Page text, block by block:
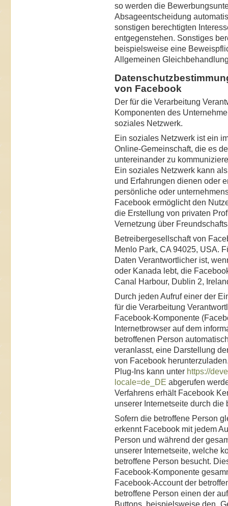
so werden die
Absageentscheidung
sonstigen berechtigten
entgegenstehen. Sonstiges
beispielsweise eine
Allgemeinen
von Facebook
Der für die Verarbeitung
Komponenten des
soziales Netzwerk.
Ein soziales Netzwerk ist ein
Online-Gemeinschaft, die es
untereinander zu
Ein soziales Netzwerk kann
und Erfahrungen dienen oder
persönliche oder
Facebook ermöglicht den
die Erstellung von privaten
Vernetzung über
Betreibergesellschaft von
Menlo Park, CA 94025, USA.
Daten Verantwortlicher ist,
oder Kanada lebt, die
Canal Harbour, Dublin 2,
Durch jeden Aufruf einer der
für die Verarbeitung
Facebook-Komponente
Internetbrowser auf dem
betroffenen Person
veranlasst, eine Darstellung
von Facebook
Plug-Ins kann unter https://
locale=de_DE abgerufen
Verfahrens erhält Facebook
unserer Internetseite durch
Sofern die betroffene Person
erkennt Facebook mit jedem
Person und während der
unserer Internetseite, welche
betroffene Person besucht.
Facebook-Komponente
Facebook-Account der
betroffene Person einen der
Buttons, beispielsweise den